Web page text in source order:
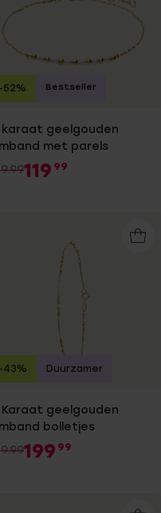
karaat geelgouden
met parels
119 99
-52% Bestseller
Karaat geelgouden
bolletjes
199 99
-43% Duurzamer